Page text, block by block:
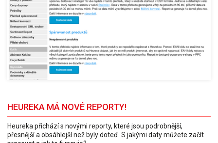
HEUREKA MÁ NOVÉ REPORTY!
Heureka přichází s novými reporty, které jsou podrobnější,
přesnější a obsáhlejší než byly doteď. S jakými daty můžete začít